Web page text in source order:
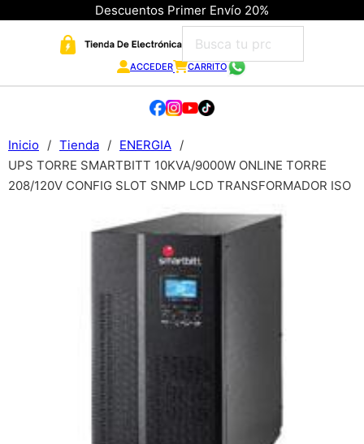
Descuentos Primer Envío 20%
ACCEDER CARRITO
Inicio / Tienda / ENERGIA /
UPS TORRE SMARTBITT 10KVA/9000W ONLINE TORRE
208/120V CONFIG SLOT SNMP LCD TRANSFORMADOR ISO